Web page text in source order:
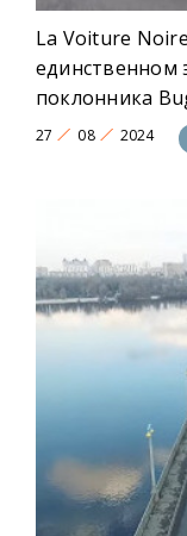
La Voiture
единственном
поклонника
27 08 2024